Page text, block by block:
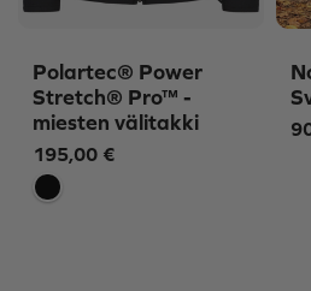
Polartec® Power
Stretch® Pro™ -
miesten välitakki
195,00 €